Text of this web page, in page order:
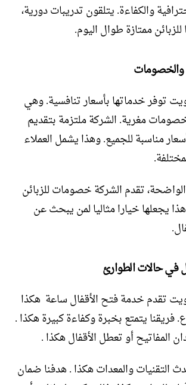
والكفاءة. يتلقون تدريبات دورية،
ممتازة طوال اليوم.
والخصومات
توفر خدماتها بأسعار تنافسية. وهي
مغرية. الشركة ملتزمة بتقديم
مناسبة للجميع. وهذا يشمل العملاء
الواضحة، تقدم الشركة خصومات للزبائن
يجعلها خيارا مثاليا لمن يبحث عن
في حالات الطوارئ
تقدم خدمة فتح الأقفال ساعة هكذا
فريقنا يتمتع بخبرة وكفاءة كبيرة هكذا .
المفاتيح أو تعطل الأقفال هكذا .
التقنيات والمعدات هكذا . هدفنا ضمان